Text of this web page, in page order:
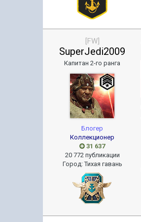
[FW]
SuperJedi2009
Капитан 2-го ранга
Блогер
Коллекционер
31 637
20 772 публикации
Город:Тихая гавань